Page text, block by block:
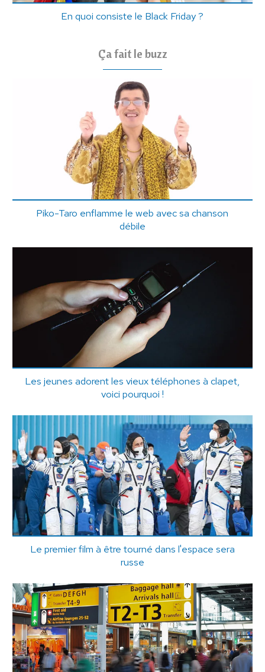
En quoi consiste le Black Friday ?
Ça fait le buzz
Piko-Taro enflamme le web avec sa chanson
débile
Les jeunes adorent les vieux téléphones à clapet,
voici pourquoi !
Le premier film à être tourné dans l'espace sera
russe